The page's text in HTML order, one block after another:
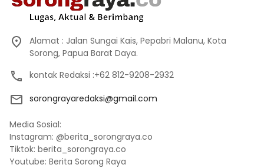
Alamat : Jalan Sungai Kais, Pepabri Malanu, Kota
Sorong, Papua Barat Daya.
kontak Redaksi :+62 812-9208-2932
sorongrayaredaksi@gmail.com
Media Sosial:
Instagram: @berita_sorongraya.co
Tiktok: berita_sorongraya.co
Youtube: Berita Sorong Raya